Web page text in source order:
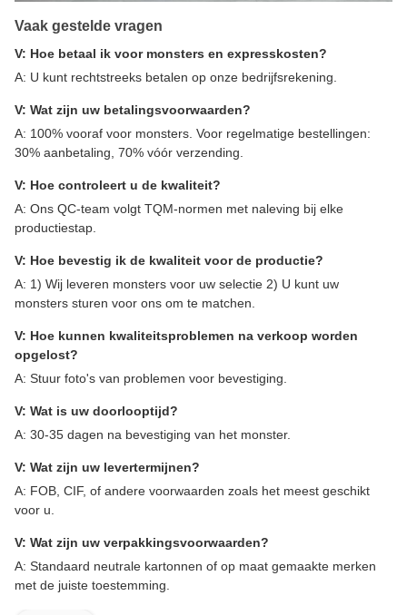
Vaak gestelde vragen
V: Hoe betaal ik voor monsters en expresskosten?
A: U kunt rechtstreeks betalen op onze bedrijfsrekening.
V: Wat zijn uw betalingsvoorwaarden?
A: 100% vooraf voor monsters. Voor regelmatige bestellingen:
30% aanbetaling, 70% vóór verzending.
V: Hoe controleert u de kwaliteit?
A: Ons QC-team volgt TQM-normen met naleving bij elke
productiestap.
V: Hoe bevestig ik de kwaliteit voor de productie?
A: 1) Wij leveren monsters voor uw selectie 2) U kunt uw
monsters sturen voor ons om te matchen.
V: Hoe kunnen kwaliteitsproblemen na verkoop worden
opgelost?
A: Stuur foto's van problemen voor bevestiging.
V: Wat is uw doorlooptijd?
A: 30-35 dagen na bevestiging van het monster.
V: Wat zijn uw levertermijnen?
A: FOB, CIF, of andere voorwaarden zoals het meest geschikt
voor u.
V: Wat zijn uw verpakkingsvoorwaarden?
A: Standaard neutrale kartonnen of op maat gemaakte merken
met de juiste toestemming.